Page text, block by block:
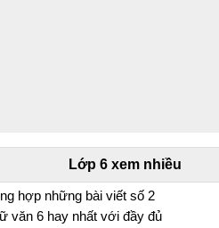
Lớp 6 xem nhiều
hợp những bài viết số 2
văn 6 hay nhất với đầy đủ